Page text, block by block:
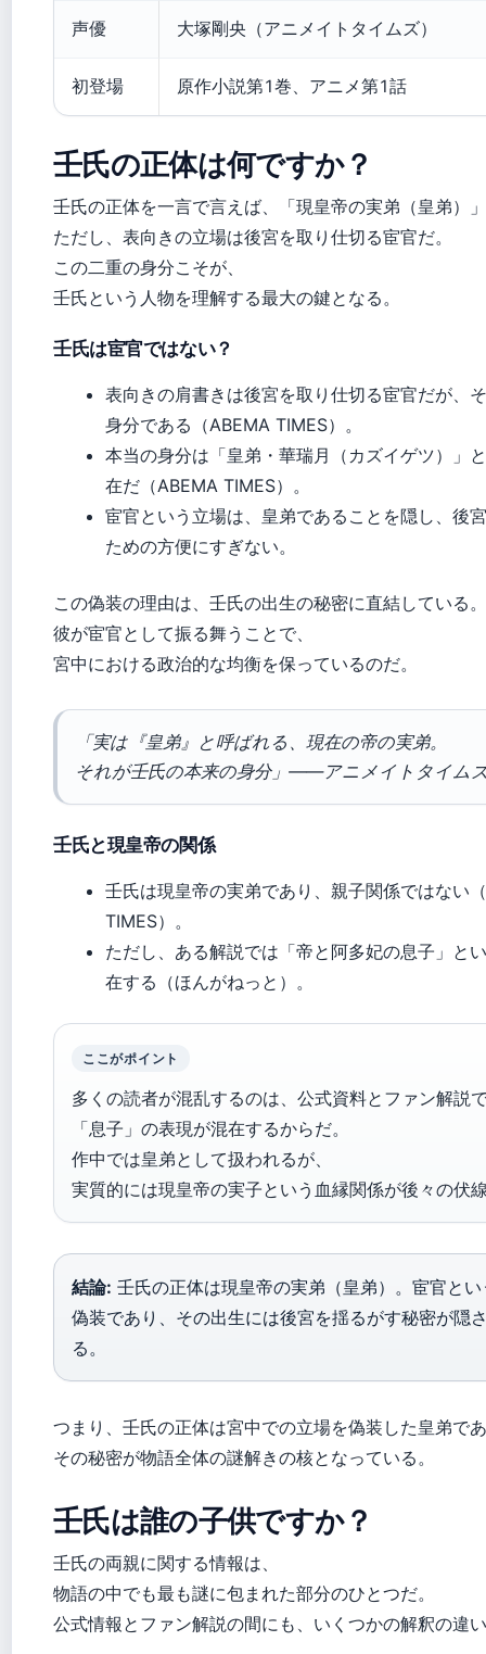
声優 大塚剛央（アニメイトタイムズ）
初登場 原作小説第1巻、アニメ第1話
壬氏の正体は何ですか？
壬氏の正体を一言で言えば、「現皇帝の実弟（皇弟）
ただし、表向きの立場は後宮を取り仕切る宦官だ。
この二重の身分こそが、
壬氏という人物を理解する最大の鍵となる。
壬氏は宦官ではない？
表向きの肩書きは後宮を取り仕切る宦官だが、
身分である（ABEMA TIMES）。
本当の身分は「皇弟・華瑞月（カズイゲツ）」
在だ（ABEMA TIMES）。
宦官という立場は、皇弟であることを隠し、後
ための方便にすぎない。
この偽装の理由は、壬氏の出生の秘密に直結している。
彼が宦官として振る舞うことで、
宮中における政治的な均衡を保っているのだ。
「実は『皇弟』と呼ばれる、現在の帝の実弟。
それが壬氏の本来の身分」——アニメイトタイム
壬氏と現皇帝の関係
壬氏は現皇帝の実弟であり、親子関係ではない
TIMES）。
ただし、ある解説では「帝と阿多妃の息子」と
在する（ほんがねっと）。
ここがポイント
多くの読者が混乱するのは、公式資料とファン解説
「息子」の表現が混在するからだ。
作中では皇弟として扱われるが、
実質的には現皇帝の実子という血縁関係が後々の伏
結論: 壬氏の正体は現皇帝の実弟（皇弟）。宦官と
偽装であり、その出生には後宮を揺るがす秘密が隠
る。
つまり、壬氏の正体は宮中での立場を偽装した皇弟で
その秘密が物語全体の謎解きの核となっている。
壬氏は誰の子供ですか？
壬氏の両親に関する情報は、
物語の中でも最も謎に包まれた部分のひとつだ。
公式情報とファン解説の間にも、いくつかの解釈の違